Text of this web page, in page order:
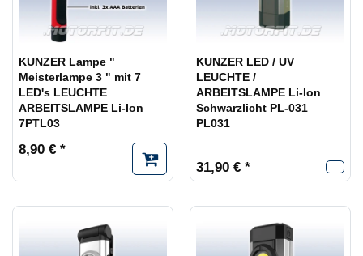
KUNZER Lampe "
Meisterlampe 3 " mit 7
LED's LEUCHTE
ARBEITSLAMPE Li-Ion
7PTL03
8,90 € *
KUNZER LED / UV
LEUCHTE /
ARBEITSLAMPE Li-Ion
Schwarzlicht PL-031
PL031
31,90 € *